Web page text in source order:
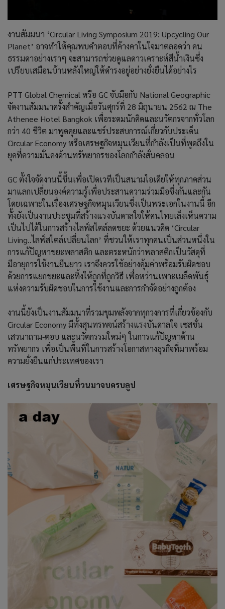
งานสัมมนา ‘Circular Living Symposium 2019: Upcycling Our
Planet’ อาจทำให้คุณพบคำตอบที่ค้างคาในใจมาตลอดว่า คน
ธรรมดาอย่างเราๆ จะสามารถช่วยดูแลดาวเคราะห์สีน้ำเงินซึ่ง
เปรียบเสมือนบ้านหลังใหญ่ให้ดำรงอยู่อย่างยั่งยืนได้อย่างไร
PTT Global Chemical หรือ GC จับมือกับ National Geographic
จัดงานสัมมนาครั้งสำคัญเมื่อวันศุกร์ที่ 28 มิถุนายน 2562 ณ The
Athenee Hotel Bangkok เพื่อระดมนักคิดและนวัตกรจากทั่วโลก
กว่า 40 ชีวิต มาพูดคุยและแชร์ประสบการณ์เกี่ยวกับประเด็น
Circular Economy หรือเศรษฐกิจหมุนเวียนที่กำลังเป็นที่พูดถึงใน
ยุคที่ความมั่นคงด้านทรัพยากรของโลกกำลังสั่นคลอน
GC ตั้งใจจัดงานนี้ขึ้นเพื่อเปิดเวทีเป็นสนามไอเดียให้ทุกภาคส่วน
มาแลกเปลี่ยนองค์ความรู้เพื่อประสานความร่วมมือซึ่งกันและกัน
โดยเฉพาะในเรื่องเศรษฐกิจหมุนเวียนซึ่งเป็นพระเอกในงานนี้ อีก
ทั้งยังเป็นงานประชุมที่สร้างแรงบันดาลใจให้คนไทยเล็งเห็นความ
เป็นไปได้ในการสร้างไลฟ์สไตล์ลดขยะ ด้วยแนวคิด ‘Circular
Living..ไลฟ์สไตล์เปลี่ยนโลก’ ที่ชวนให้เราทุกคนเป็นส่วนหนึ่งใน
การแก้ปัญหาขยะพลาสติก และตระหนักว่าพลาสติกเป็นวัสดุที่
มีอายุการใช้งานยืนยาว เราจึงควรใช้อย่างคุ้มค่าพร้อมรับผิดชอบ
ด้วยการแยกขยะและทิ้งให้ถูกที่ถูกวิธี เพื่อหว่านเพาะเมล็ดพันธุ์
แห่งความรับผิดชอบในการใช้งานและการกำจัดอย่างถูกต้อง
งานนี้ยังเป็นงานสัมมนาที่รวมขุมพลังจากทุกวงการที่เกี่ยวข้องกับ
Circular Economy มีทั้งสุนทรพจน์สร้างแรงบันดาลใจ เซสชั่น
เสวนาถาม-ตอบ และนวัตกรรมใหม่ๆ ในการแก้ปัญหาด้าน
ทรัพยากร เพื่อเป็นพื้นที่ในการสร้างโอกาสทางธุรกิจที่มาพร้อม
ความยั่งยืนแก่ประเทศของเรา
เศรษฐกิจหมุนเวียนที่วนมาจบครบลูป